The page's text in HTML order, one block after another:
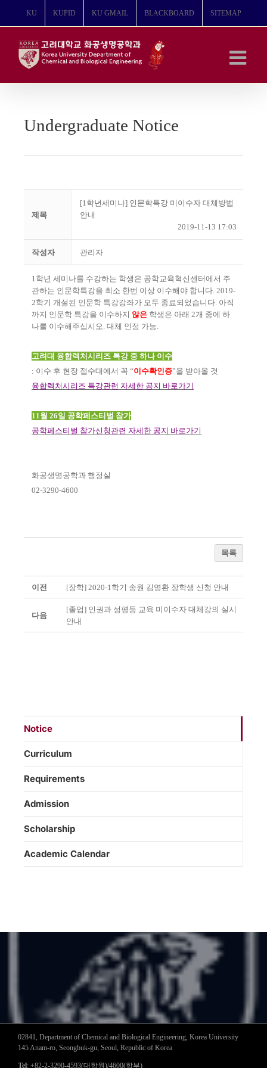
뛰
KU KUPID KU GMAIL BLACKBOARD SITEMAP
Undergraduate Notice
제목
[1학년세미나] 인문학특강 미이수자 대체방법
안내
2019-11-13 17:03
작성자 관리자
1학년 세미나를 수강하는 학생은 공학교육혁신센터에서 주
관하는 인문학특강을 최소 한번 이상 이수해야 합니다. 2019-
2학기 개설된 인문학 특강강좌가 모두 종료되었습니다. 아직
까지 인문학 특강을 이수하지 않은 학생은 아래 2개 중에 하
나를 이수해주십시오. 대체 인정 가능.
고려대 융합렉처시리즈 특강 중 하나 이수
: 이수 후 현장 접수대에서 꼭 “이수확인증”을 받아올 것
융합렉처시리즈 특강관련 자세한 공지 바로가기
11월 26일 공학페스티벌 참가
공학페스티벌 참가신청관련 자세한 공지 바로가기
화공생명공학과 행정실
02-3290-4600
목록
이전 [장학] 2020-1학기 송원 김영환 장학생 신청 안내
다음
[졸업] 인권과 성평등 교육 미이수자 대체강의 실시
안내
Notice
Curriculum
Requirements
Admission
Scholarship
Academic Calendar
02841, Department of Chemical and Biological Engineering, Korea University
145 Anam-ro, Seongbuk-gu, Seoul, Republic of Korea
Tel: +82-2-3290-4593(대학원)/4600(학부)